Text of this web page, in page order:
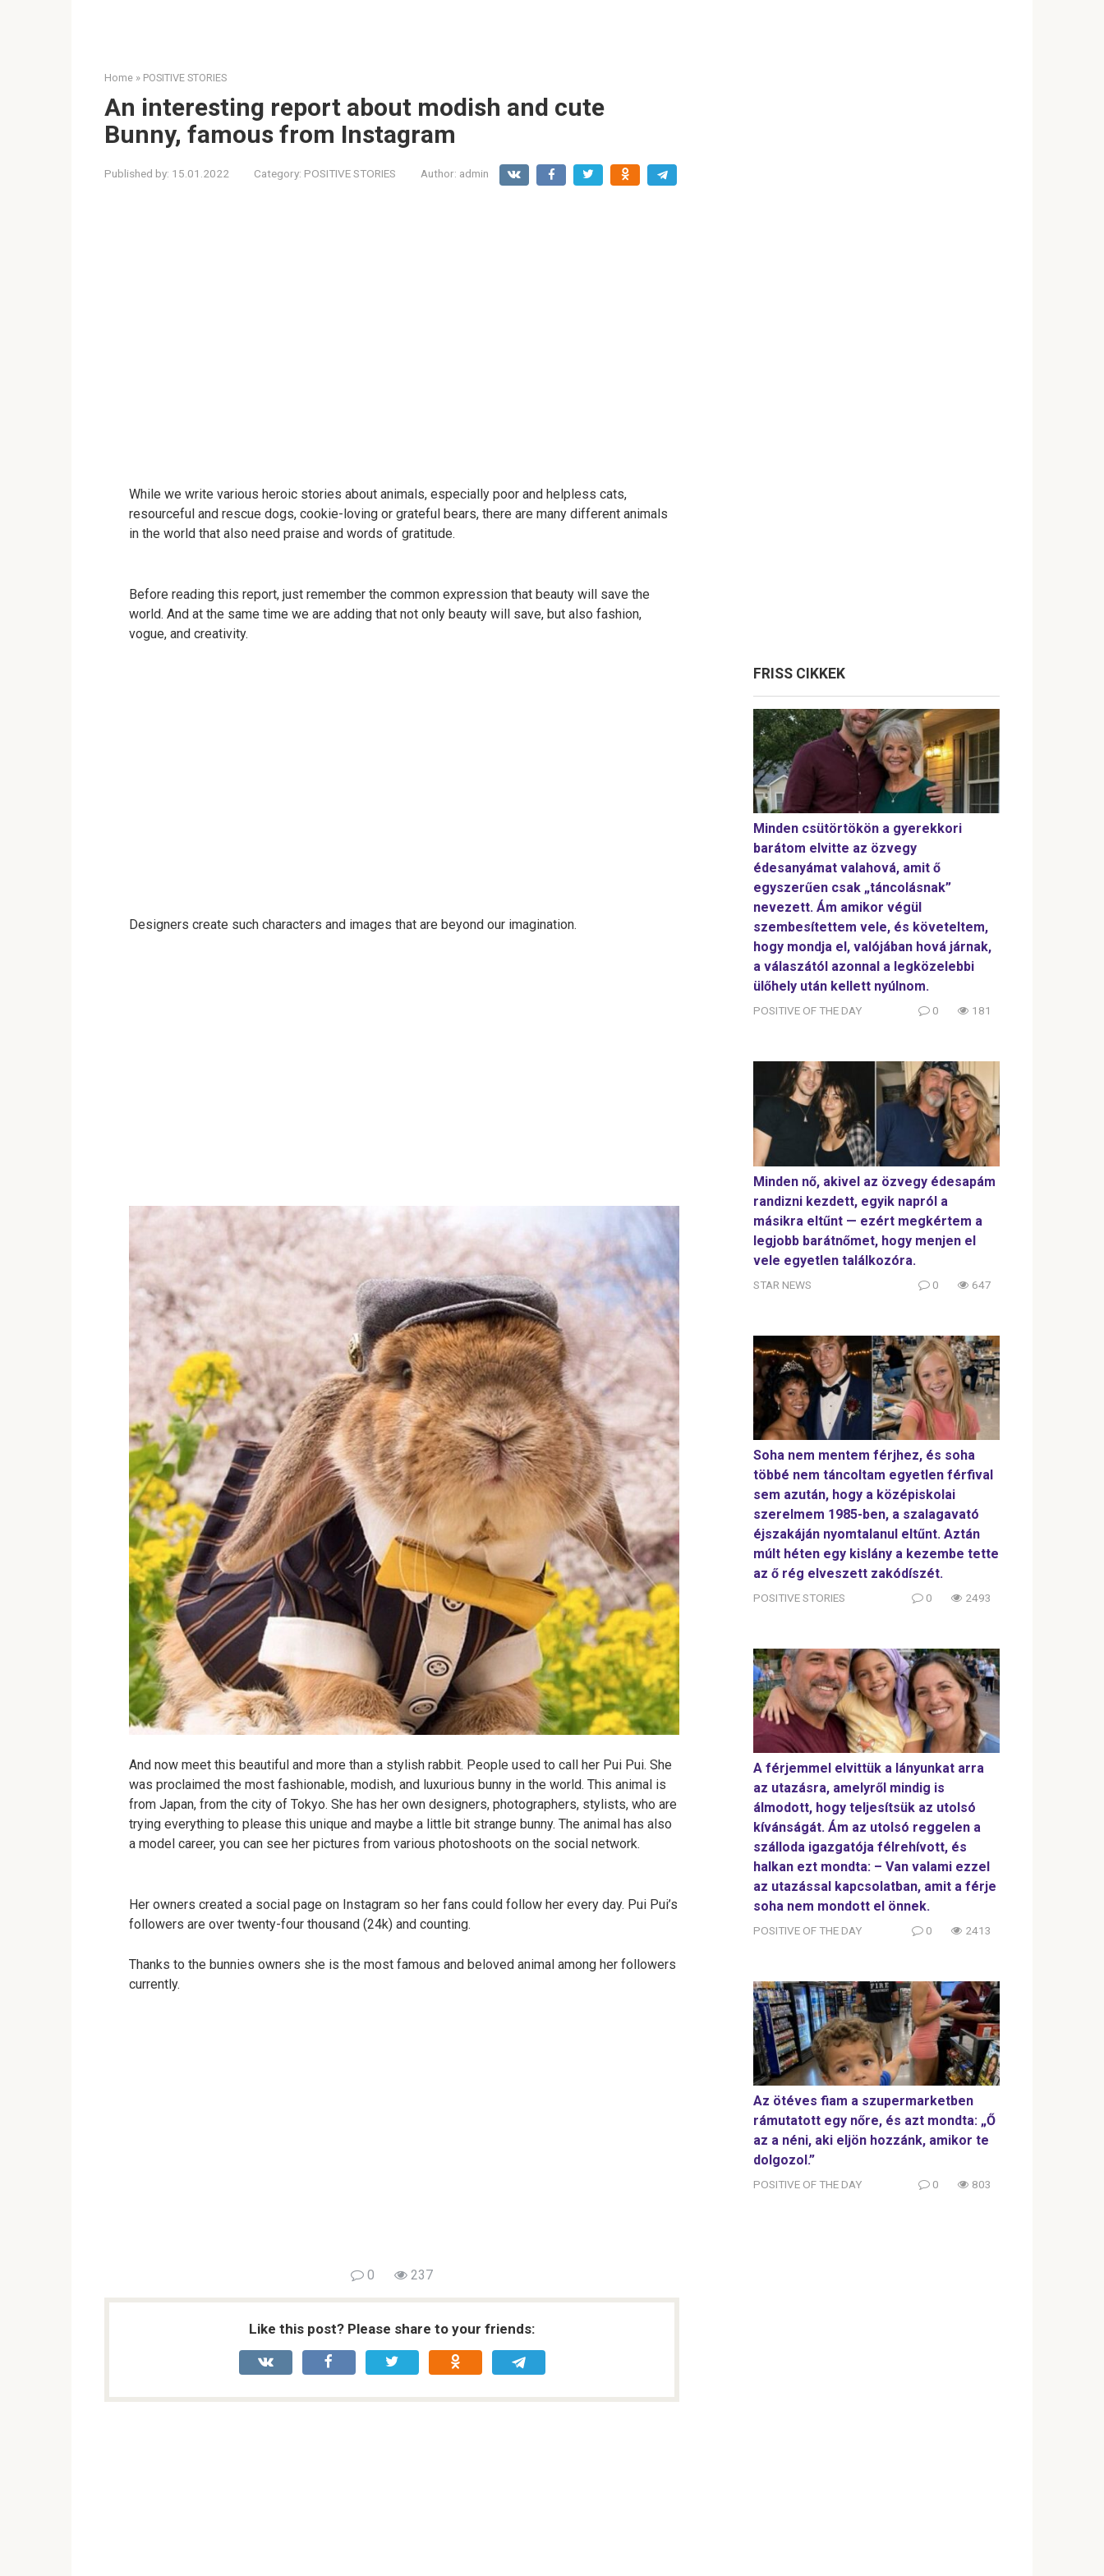
Home » POSITIVE STORIES
An interesting report about modish and cute
Bunny, famous from Instagram
Published by: 15.01.2022 Category: POSITIVE STORIES Author: admin
While we write various heroic stories about animals, especially poor and helpless cats,
resourceful and rescue dogs, cookie-loving or grateful bears, there are many different animals
in the world that also need praise and words of gratitude.
Before reading this report, just remember the common expression that beauty will save the
world. And at the same time we are adding that not only beauty will save, but also fashion,
vogue, and creativity.
Designers create such characters and images that are beyond our imagination.
And now meet this beautiful and more than a stylish rabbit. People used to call her Pui Pui. She
was proclaimed the most fashionable, modish, and luxurious bunny in the world. This animal is
from Japan, from the city of Tokyo. She has her own designers, photographers, stylists, who are
trying everything to please this unique and maybe a little bit strange bunny. The animal has also
a model career, you can see her pictures from various photoshoots on the social network.
Her owners created a social page on Instagram so her fans could follow her every day. Pui Pui’s
followers are over twenty-four thousand (24k) and counting.
Thanks to the bunnies owners she is the most famous and beloved animal among her followers
currently.
0 237
Like this post? Please share to your friends:
FRISS CIKKEK
Minden csütörtökön a gyerekkori
barátom elvitte az özvegy
édesanyámat valahová, amit ő
egyszerűen csak „táncolásnak”
nevezett. Ám amikor végül
szembesítettem vele, és követeltem,
hogy mondja el, valójában hová járnak,
a válaszától azonnal a legközelebbi
ülőhely után kellett nyúlnom.
POSITIVE OF THE DAY 0 181
Minden nő, akivel az özvegy édesapám
randizni kezdett, egyik napról a
másikra eltűnt — ezért megkértem a
legjobb barátnőmet, hogy menjen el
vele egyetlen találkozóra.
STAR NEWS 0 647
Soha nem mentem férjhez, és soha
többé nem táncoltam egyetlen férfival
sem azután, hogy a középiskolai
szerelmem 1985-ben, a szalagavató
éjszakáján nyomtalanul eltűnt. Aztán
múlt héten egy kislány a kezembe tette
az ő rég elveszett zakódíszét.
POSITIVE STORIES 0 2493
A férjemmel elvittük a lányunkat arra
az utazásra, amelyről mindig is
álmodott, hogy teljesítsük az utolsó
kívánságát. Ám az utolsó reggelen a
szálloda igazgatója félrehívott, és
halkan ezt mondta: – Van valami ezzel
az utazással kapcsolatban, amit a férje
soha nem mondott el önnek.
POSITIVE OF THE DAY 0 2413
Az ötéves fiam a szupermarketben
rámutatott egy nőre, és azt mondta: „Ő
az a néni, aki eljön hozzánk, amikor te
dolgozol.”
POSITIVE OF THE DAY 0 803